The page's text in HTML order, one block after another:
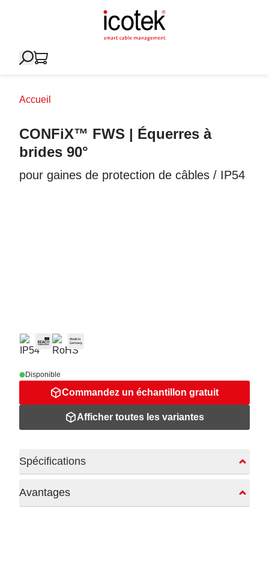
Accueil
CONFiX™ FWS | Équerres à
brides 90°
pour gaines de protection de câbles / IP54
Disponible
Commandez un échantillon gratuit
Afficher toutes les variantes
Spécifications
Avantages